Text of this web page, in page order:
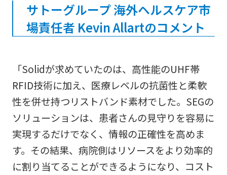
サトーグループ 海外ヘルスケア市
場責任者 Kevin Allartのコメント
「Solidが求めていたのは、高性能のUHF帯
RFID技術に加え、医療レベルの抗菌性と柔軟
性を併せ持つリストバンド素材でした。SEGの
ソリューションは、患者さんの見守りを容易に
実現するだけでなく、情報の正確性を高めま
す。その結果、病院側はリソースをより効率的
に割り当てることができるようになり、コスト